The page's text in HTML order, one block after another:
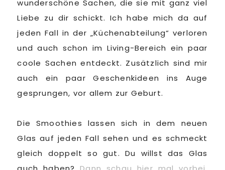
wunderschöne Sachen, die sie mit ganz viel
Liebe zu dir schickt. Ich habe mich da auf
jeden Fall in der „Küchenabteilung“ verloren
und auch schon im Living-Bereich ein paar
coole Sachen entdeckt. Zusätzlich sind mir
auch ein paar Geschenkideen ins Auge
gesprungen, vor allem zur Geburt.
Die Smoothies lassen sich in dem neuen
Glas auf jeden Fall sehen und es schmeckt
gleich doppelt so gut. Du willst das Glas